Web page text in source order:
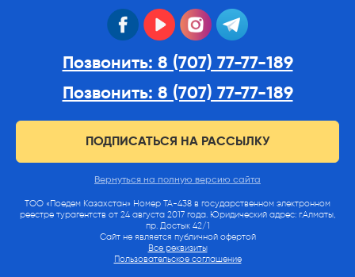
facebook youtube instagram
Позвонить: 8 (707) 77-77-189
Позвонить: 8 (707) 77-77-189
ПОДПИСАТЬСЯ НА РАССЫЛКУ
Вернуться на полную версию сайта
ТОО «Поедем Казахстан» Номер ТА-438 в государственном электронном
реестре турагентств от 24 августа 2017 года. Юридический адрес: г.Алматы,
пр. Достык 42/1
Сайт не является публичной офертой
Все реквизиты
Пользовательское соглашение